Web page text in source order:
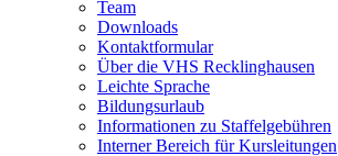
Team
Downloads
Kontaktformular
Über die VHS Recklinghausen
Leichte Sprache
Bildungsurlaub
Informationen zu Staffelgebühren
Interner Bereich für Kursleitungen